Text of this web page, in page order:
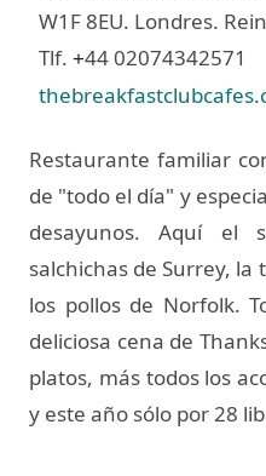
W1F 8EU. Londres.
Tlf. +44 02074342571
Restaurante familiar
de "todo el día" y
desayunos. Aquí el
salchichas de Surrey,
los pollos de Norfolk.
deliciosa cena de
platos, más todos los
y este año sólo por 28